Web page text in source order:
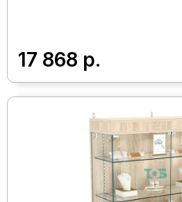
17 868 р.